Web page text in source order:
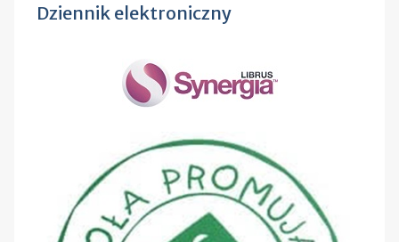
Dziennik elektroniczny